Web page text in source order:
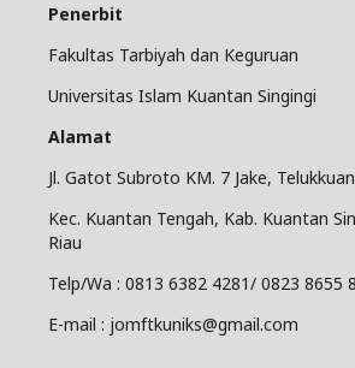
Penerbit
Fakultas Tarbiyah dan Keguruan
Universitas Islam Kuantan Singingi
Alamat
Jl. Gatot Subroto KM. 7 Jake,
Kec. Kuantan Tengah, Kab. Kuantan
Riau
Telp/Wa : 0813 6382 4281/ 0823 8655
E-mail : jomftkuniks@gmail.com